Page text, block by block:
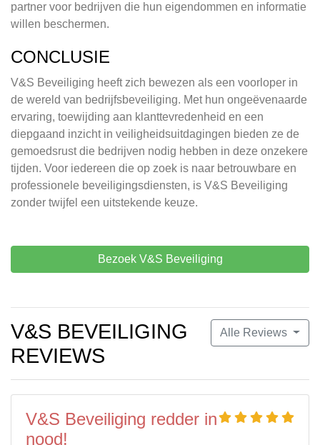
partner voor bedrijven die hun eigendommen en informatie
willen beschermen.
CONCLUSIE
V&S Beveiliging heeft zich bewezen als een voorloper in
de wereld van bedrijfsbeveiliging. Met hun ongeëvenaarde
ervaring, toewijding aan klanttevredenheid en een
diepgaand inzicht in veiligheidsuitdagingen bieden ze de
gemoedsrust die bedrijven nodig hebben in deze onzekere
tijden. Voor iedereen die op zoek is naar betrouwbare en
professionele beveiligingsdiensten, is V&S Beveiliging
zonder twijfel een uitstekende keuze.
Bezoek V&S Beveiliging
Alle Reviews
V&S BEVEILIGING
REVIEWS
V&S Beveiliging redder in
nood!